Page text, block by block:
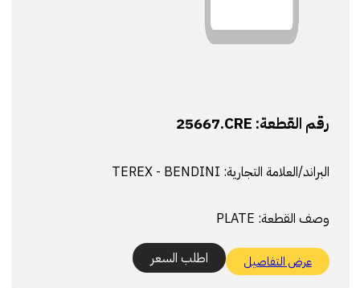
رقم القطعة: 25667.CRE
البراند/العلامة التجارية:
وصف القطعة:
عرض التفاصيل اطلب السعر